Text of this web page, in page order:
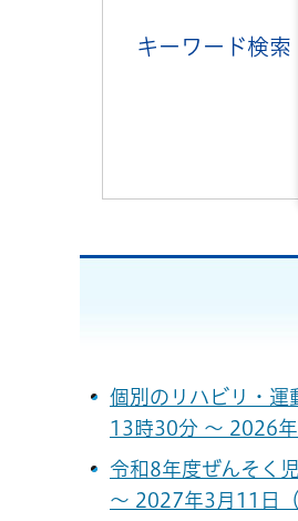
キーワード検索
個別のリハビリ・運
13時30分 ～ 2026
令和8年度ぜんそく
～ 2027年3月11日（